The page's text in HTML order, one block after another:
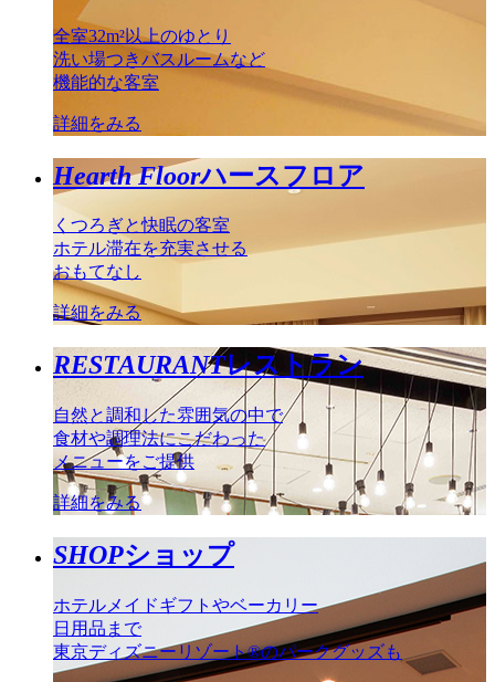
全室32m²以上のゆとり
洗い場つきバスルームなど
機能的な客室
詳細をみる
Hearth Floorハースフロア
くつろぎと快眠の客室
ホテル滞在を充実させる
おもてなし
詳細をみる
RESTAURANTレストラン
自然と調和した雰囲気の中で
食材や調理法にこだわった
メニューをご提供
詳細をみる
SHOPショップ
ホテルメイドギフトやベーカリー
日用品まで
東京ディズニーリゾート®のパークグッズも